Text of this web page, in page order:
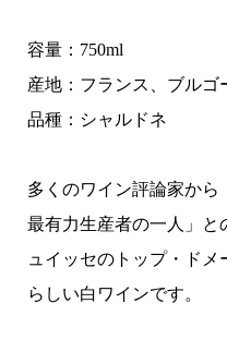
容量：750ml
産地：フランス、ブルゴ
品種：シャルドネ
多くのワイン評論家か
最有力生産者の一人」と
ュイッセのトップ・ド
らしい白ワインです。